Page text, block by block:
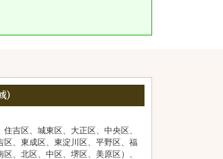
）
吉区、城東区、大正区、中央区、
、東成区、東淀川区、平野区、福
、北区、中区、堺区、美原区）、